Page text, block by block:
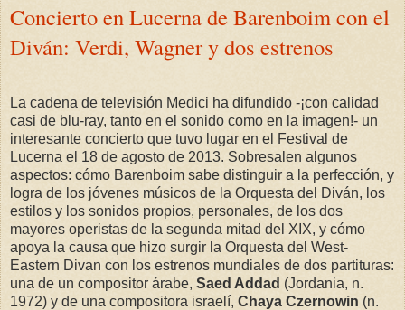
Concierto en Lucerna de Barenboim con el
Diván: Verdi, Wagner y dos estrenos
La cadena de televisión Medici ha difundido -¡con calidad
casi de blu-ray, tanto en el sonido como en la imagen!- un
interesante concierto que tuvo lugar en el Festival de
Lucerna el 18 de agosto de 2013. Sobresalen algunos
aspectos: cómo Barenboim sabe distinguir a la perfección, y
logra de los jóvenes músicos de la Orquesta del Diván, los
estilos y los sonidos propios, personales, de los dos
mayores operistas de la segunda mitad del XIX, y cómo
apoya la causa que hizo surgir la Orquesta del West-
Eastern Divan con los estrenos mundiales de dos partituras:
una de un compositor árabe, Saed Addad (Jordania, n.
1972) y de una compositora israelí, Chaya Czernowin (n.